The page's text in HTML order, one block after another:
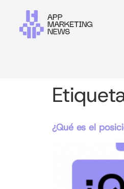
¿Qué es el